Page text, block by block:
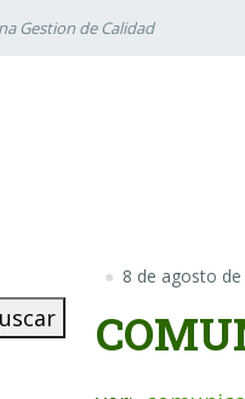
Gestion de Calidad
8 de agosto de